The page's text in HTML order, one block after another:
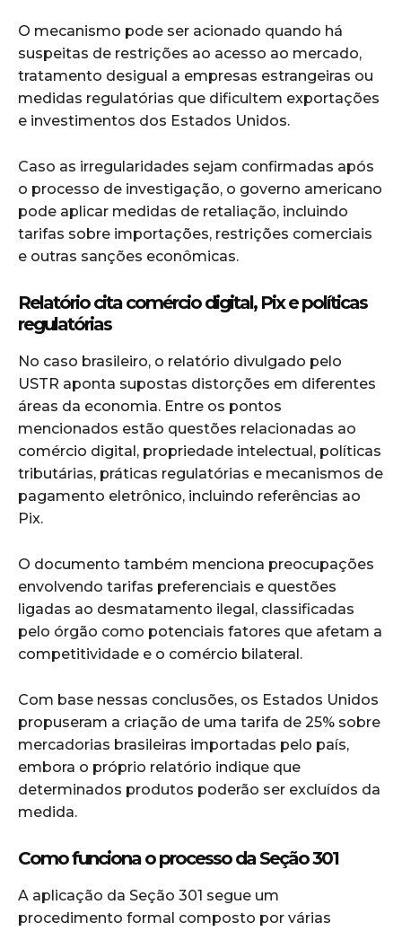
O mecanismo pode ser acionado quando há
suspeitas de restrições ao acesso ao mercado,
tratamento desigual a empresas estrangeiras ou
medidas regulatórias que dificultem exportações
e investimentos dos Estados Unidos.
Caso as irregularidades sejam confirmadas após
o processo de investigação, o governo americano
pode aplicar medidas de retaliação, incluindo
tarifas sobre importações, restrições comerciais
e outras sanções econômicas.
Relatório cita comércio digital, Pix e políticas
regulatórias
No caso brasileiro, o relatório divulgado pelo
USTR aponta supostas distorções em diferentes
áreas da economia. Entre os pontos
mencionados estão questões relacionadas ao
comércio digital, propriedade intelectual, políticas
tributárias, práticas regulatórias e mecanismos de
pagamento eletrônico, incluindo referências ao
Pix.
O documento também menciona preocupações
envolvendo tarifas preferenciais e questões
ligadas ao desmatamento ilegal, classificadas
pelo órgão como potenciais fatores que afetam a
competitividade e o comércio bilateral.
Com base nessas conclusões, os Estados Unidos
propuseram a criação de uma tarifa de 25% sobre
mercadorias brasileiras importadas pelo país,
embora o próprio relatório indique que
determinados produtos poderão ser excluídos da
medida.
Como funciona o processo da Seção 301
A aplicação da Seção 301 segue um
procedimento formal composto por várias